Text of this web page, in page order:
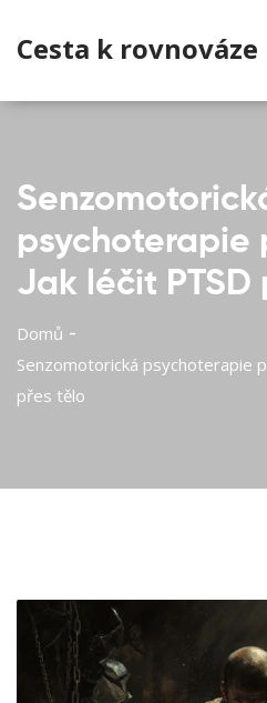
Cesta k rovnováze
psychoterapie
Jak léčit PTSD
Domů
Senzomotorická psychoterapie
přes tělo